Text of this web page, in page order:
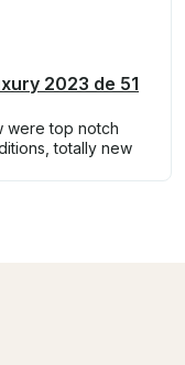
2023 de 51
were top notch
totally new